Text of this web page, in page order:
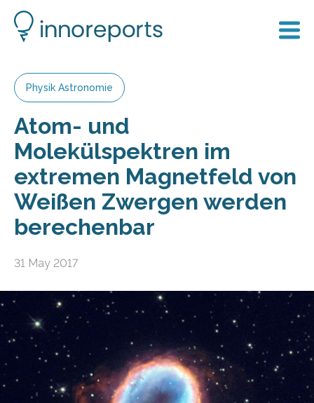
Physik Astronomie
Atom- und
Molekülspektren im
extremen Magnetfeld von
Weißen Zwergen werden
berechenbar
31 May 2017